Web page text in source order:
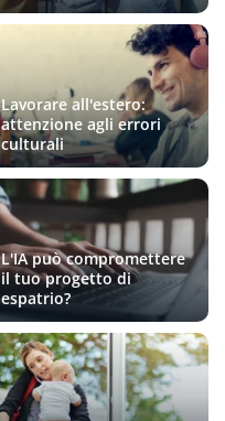
Lavorare all'estero:
attenzione agli errori
culturali
L'IA può compromettere
il tuo progetto di
espatrio?